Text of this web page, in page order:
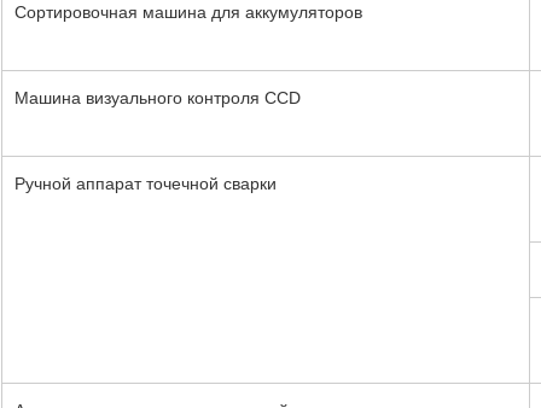
Сортировочная машина для аккумуляторов
Машина визуального контроля CCD
Ручной аппарат точечной сварки